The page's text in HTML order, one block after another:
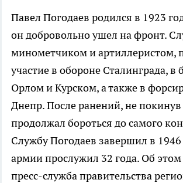
Павел Погодаев родился в 1923
он добровольно ушел на фронт.
минометчиком и артиллеристом,
участие в обороне Сталинграда, в
Орлом и Курском, а также в
Днепр. После ранений, не
продолжал бороться до самого
Службу Погодаев завершил в 1946
армии прослужил 32 года. Об
пресс-служба правительства